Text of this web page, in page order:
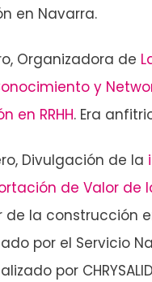
en Navarra.
Organizadora de
y
en RRHH. Era
Divulgación de la
de Valor de
de la construcción
por el Servicio
por